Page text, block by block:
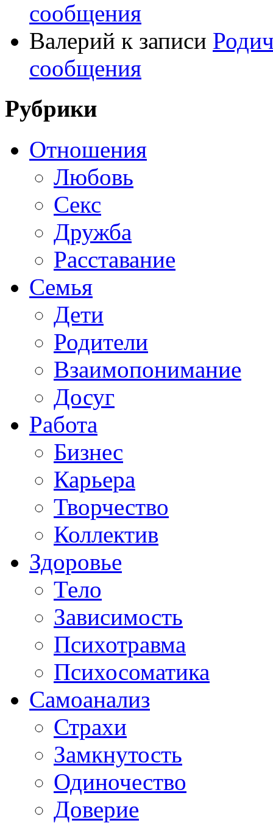
сообщения
Валерий к записи
сообщения
Рубрики
Отношения
Любовь
Секс
Дружба
Расставание
Семья
Дети
Родители
Взаимопонимание
Досуг
Работа
Бизнес
Карьера
Творчество
Коллектив
Здоровье
Тело
Зависимость
Психотравма
Психосоматика
Самоанализ
Страхи
Замкнутость
Одиночество
Доверие